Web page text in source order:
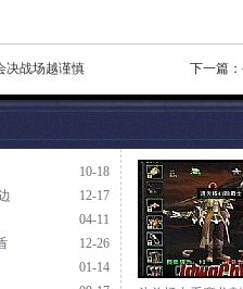
决战场越谨慎 下一篇：
10-18
12-17
04-11
12-26
01-14